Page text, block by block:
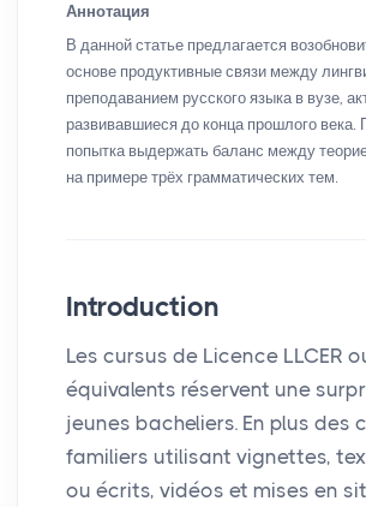
Аннотация
В данной статье предлагается
основе продуктивные связи между
преподаванием русского языка в вузе,
развивавшиеся до конца прошлого века.
попытка выдержать баланс между
на примере трёх грамматических тем.
Introduction
Les cursus de Licence LLCER
équivalents réservent une
jeunes bacheliers. En plus des
familiers utilisant vignettes,
ou écrits, vidéos et mises en